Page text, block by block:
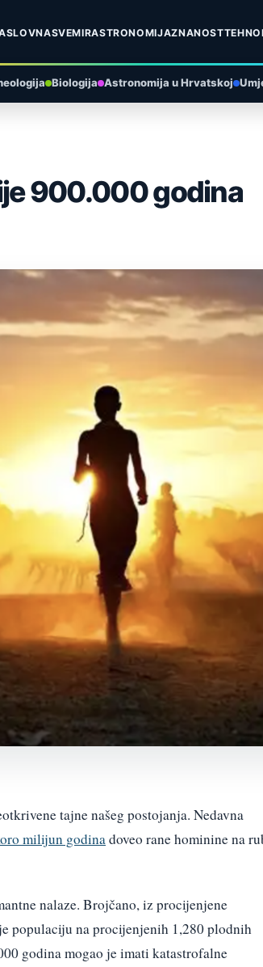
SVEMIRASTRONOMIJAZNANOST
Biologija Astronomija u Hrvatskoj
900.000 godina
tajne našeg postojanja. Nedavna
milijun godinadoveo rane hominine na
nalaze. Brojčano, iz procijenjene
populaciju na procijenjenih 1,280 plodnih
godina mogao je imati katastrofalne